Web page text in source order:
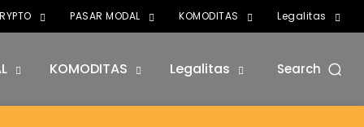
PASAR MODAL KOMODITAS Legalitas
KOMODITAS Legalitas Search